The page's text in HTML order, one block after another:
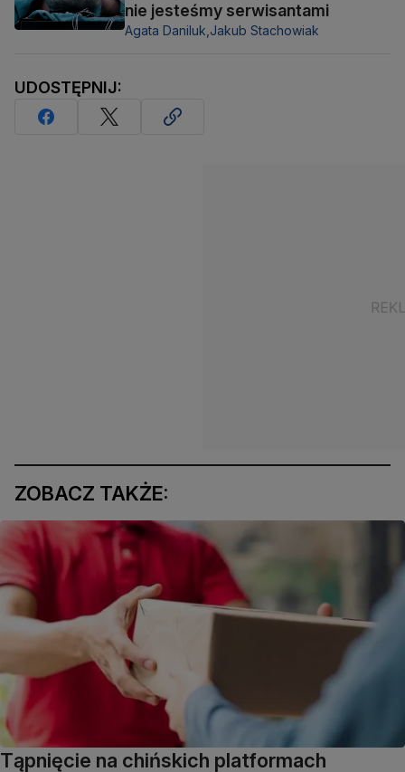
nie jesteśmy serwisantami
Agata Daniluk, Jakub Stachowiak
UDOSTĘPNIJ:
ZOBACZ TAKŻE:
Tąpnięcie na chińskich platformach